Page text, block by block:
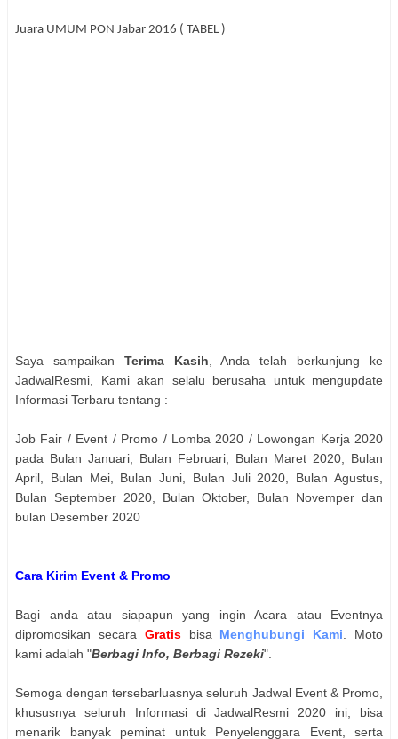
Juara UMUM PON Jabar 2016 ( TABEL )
Saya sampaikan Terima Kasih, Anda telah berkunjung ke
JadwalResmi, Kami akan selalu berusaha untuk mengupdate
Informasi Terbaru tentang :
Job Fair / Event / Promo / Lomba 2020 / Lowongan Kerja 2020
pada Bulan Januari, Bulan Februari, Bulan Maret 2020, Bulan
April, Bulan Mei, Bulan Juni, Bulan Juli 2020, Bulan Agustus,
Bulan September 2020, Bulan Oktober, Bulan Novemper dan
bulan Desember 2020
Cara Kirim Event & Promo
Bagi anda atau siapapun yang ingin Acara atau Eventnya
dipromosikan secara Gratisbisa Menghubungi Kami. Moto
kami adalah "Berbagi Info, Berbagi Rezeki".
Semoga dengan tersebarluasnya seluruh Jadwal Event & Promo,
khususnya seluruh Informasi di JadwalResmi 2020 ini, bisa
menarik banyak peminat untuk Penyelenggara Event, serta